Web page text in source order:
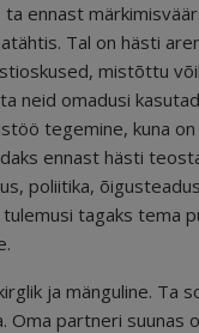
ennast
Tal on hästi
mistõttu
neid omadusi
tegemine, kuna on
ennast hästi
poliitika,
tagaks tema
ja mänguline. Ta
Oma partneri suunas